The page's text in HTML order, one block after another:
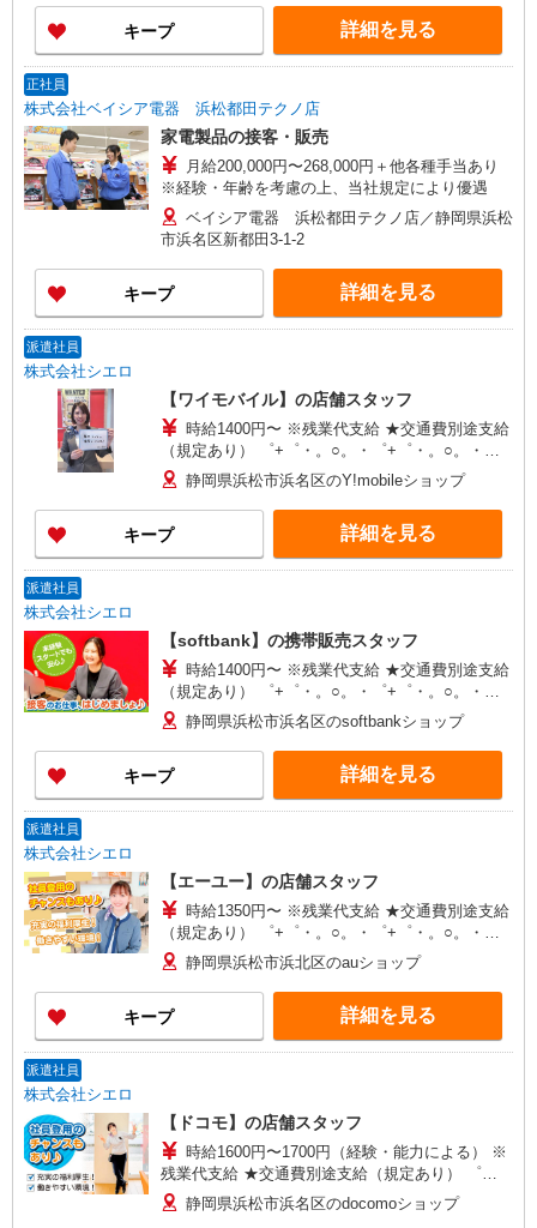
キープ 詳細を見る
正社員
株式会社ベイシア電器 浜松都田テクノ店
家電製品の接客・販売
月給200,000円〜268,000円＋他各種手当あり
※経験・年齢を考慮の上、当社規定により優遇
ベイシア電器 浜松都田テクノ店／静岡県浜松
市浜名区新都田3-1-2
キープ 詳細を見る
派遣社員
株式会社シエロ
【ワイモバイル】の店舗スタッフ
時給1400円〜 ※残業代支給 ★交通費別途支給
（規定あり） ゜+゜・。○。・゜+゜・。○。・゜
+゜ 入社祝い金10万円支給(規定有) お友達を紹介
頂くと, インセンティブ支給(規定有) ★月2回払
い・週払い可能（規程有）★ ゜・。○。・゜
+゜・。○。・゜+゜
静岡県浜松市浜名区のY!mobileショップ
キープ 詳細を見る
派遣社員
株式会社シエロ
【softbank】の携帯販売スタッフ
時給1400円〜 ※残業代支給 ★交通費別途支給
（規定あり） ゜+゜・。○。・゜+゜・。○。・゜
+゜ 入社祝い金10万円支給(規定有) お友達を紹介
頂くと, インセンティブ支給(規定有) ★月2回払
い・週払い可能（規程有）★ ゜・。○。・゜
+゜・。○。・゜+゜
静岡県浜松市浜名区のsoftbankショップ
キープ 詳細を見る
派遣社員
株式会社シエロ
【エーユー】の店舗スタッフ
時給1350円〜 ※残業代支給 ★交通費別途支給
（規定あり） ゜+゜・。○。・゜+゜・。○。・゜
+゜ 入社祝い金10万円支給(規定有) お友達を紹介
頂くと, インセンティブ支給(規定有) ★月2回払
い・週払い可能（規程有）★ ゜・。○。・゜
+゜・。○。・゜+゜
静岡県浜松市浜北区のauショップ
キープ 詳細を見る
派遣社員
株式会社シエロ
【ドコモ】の店舗スタッフ
時給1600円〜1700円（経験・能力による） ※
残業代支給 ★交通費別途支給（規定あり） ゜
+゜・。○。・゜+゜・。○。・゜+゜ 入社祝い金10
万円支給(規定有) お友達を紹介頂くと, インセンテ
静岡県浜松市浜名区のdocomoショップ